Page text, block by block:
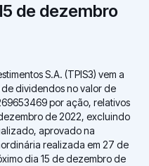
de dezembro
S.A. (TPIS3) vem a
dividendos no valor de
por ação, relativos
de 2022, excluindo
aprovado na
realizada em 27 de
dia 15 de dezembro de